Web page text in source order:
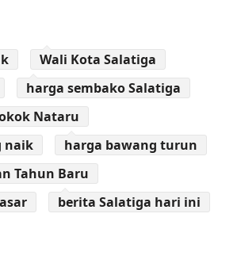
Wali Kota Salatiga
harga sembako Salatiga
Nataru
naik
harga bawang turun
Tahun Baru
berita Salatiga hari ini